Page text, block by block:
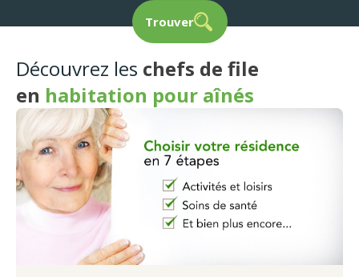
Trouver
Découvrez les chefs de file
en habitation pour aînés